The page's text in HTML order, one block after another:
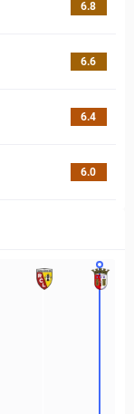
6.8
6.6
6.4
6.0